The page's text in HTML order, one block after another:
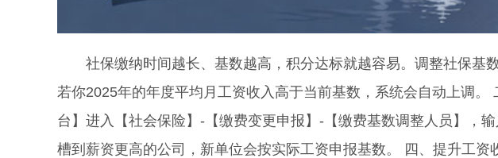
社保缴纳时间越长、基数越高，积分达标就越容易。调整社保基
若你2025年的年度平均月工资收入高于当前基数，系统会自动上调。
台】进入【社会保险】-【缴费变更申报】-【缴费基数调整人员】，
槽到薪资更高的公司，新单位会按实际工资申报基数。 四、提升工资